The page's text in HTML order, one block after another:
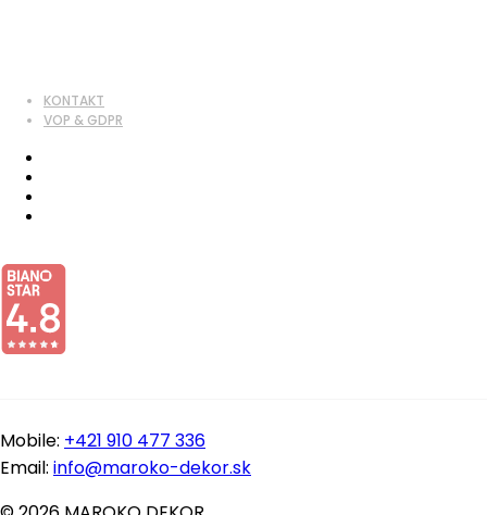
KONTAKT
VOP & GDPR
Mobile: +421 910 477 336
Email: info@maroko-dekor.sk